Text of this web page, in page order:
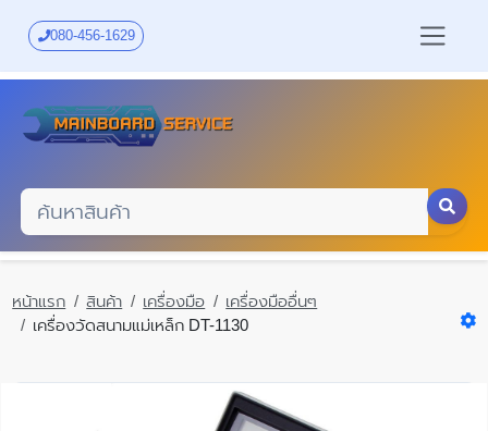
content
080-456-1629
หน้าแรก สินค้า เครื่องมือ
เครื่องมืออื่นๆ
เครื่องวัดสนามแม่เหล็ก DT-1130